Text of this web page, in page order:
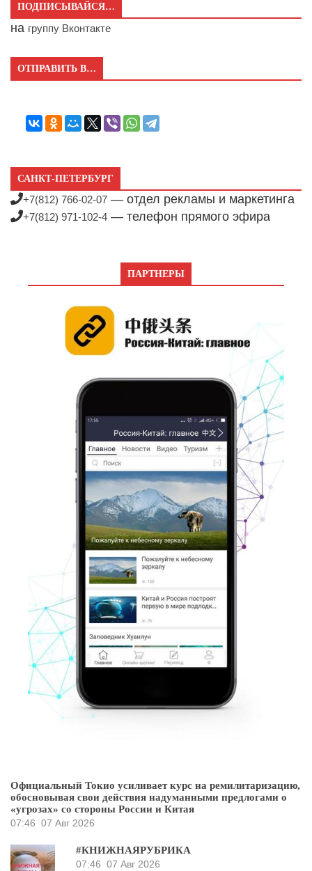
ПОДПИСЫВАЙСЯ…
на группу Вконтакте
ОТПРАВИТЬ В…
САНКТ-ПЕТЕРБУРГ
+7(812) 766-02-07 — отдел рекламы и маркетинга
+7(812) 971-102-4 — телефон прямого эфира
ПАРТНЕРЫ
Официальный Токио усиливает курс на ремилитаризацию,
обосновывая свои действия надуманными предлогами о
«угрозах» со стороны России и Китая
07:46 07 Авг 2026
#КНИЖНАЯРУБРИКА
07:46 07 Авг 2026